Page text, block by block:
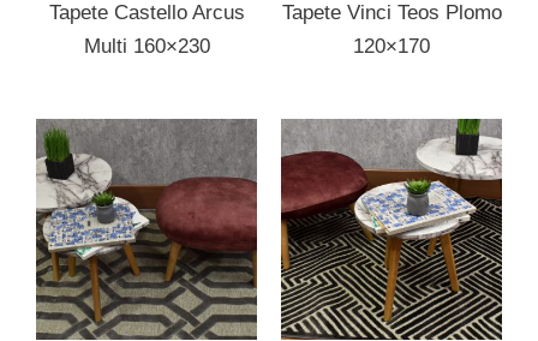
Tapete Castello Arcus
Multi 160×230
Tapete Vinci Teos Plomo
120×170